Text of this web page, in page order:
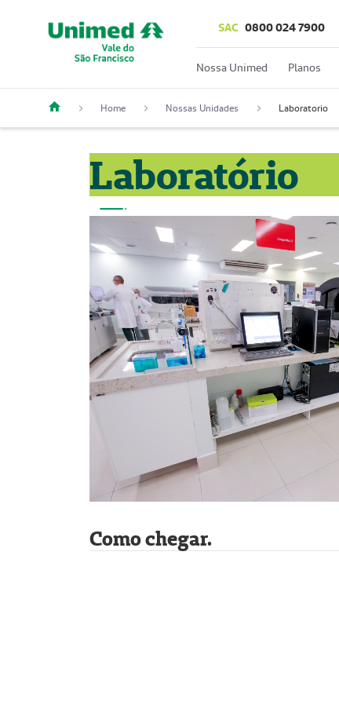
SAC 0800 024 7900
Nossa Unimed Planos
Home Nossas Unidades Laboratorio
Laboratório
Como chegar.